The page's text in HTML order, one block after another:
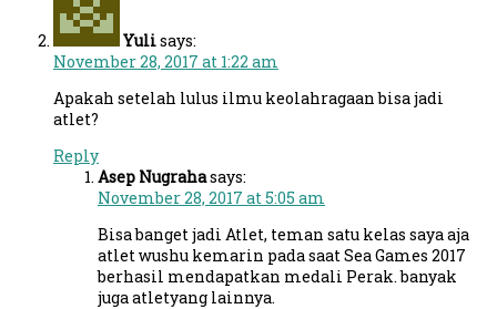
Yulisays:
November 28, 2017 at 1:22 am
Apakah setelah lulus ilmu keolahragaan bisa jadi
atlet?
Reply
Asep Nugrahasays:
November 28, 2017 at 5:05 am
Bisa banget jadi Atlet, teman satu kelas saya aja
atlet wushu kemarin pada saat Sea Games 2017
berhasil mendapatkan medali Perak. banyak
juga atletyang lainnya.